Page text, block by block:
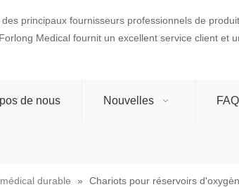
des principaux fournisseurs professionnels de
Medical fournit un excellent service client et
de nous Nouvelles FAQ
durable » Chariots pour réservoirs